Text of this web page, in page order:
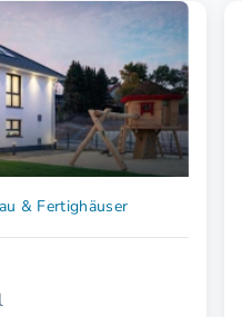
& Fertighäuser